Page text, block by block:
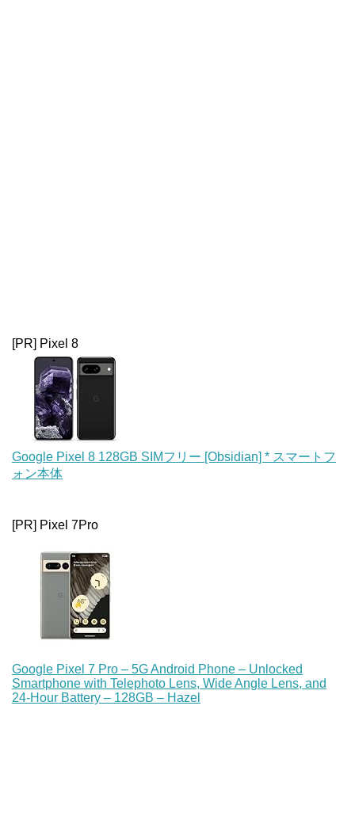
[PR] Pixel 8
Google Pixel 8 128GB SIMフリー [Obsidian] * スマートフ
ォン本体
[PR] Pixel 7Pro
Google Pixel 7 Pro – 5G Android Phone – Unlocked
Smartphone with Telephoto Lens, Wide Angle Lens, and
24-Hour Battery – 128GB – Hazel